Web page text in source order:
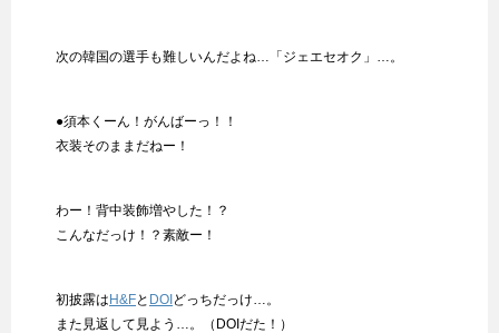
次の韓国の選手も難しいんだよね…「ジェエセオク」…。
●須本くーん！がんばーっ！！
衣装そのままだねー！
わー！背中装飾増やした！？
こんなだっけ！？素敵ー！
初披露はH&Fと DOIどっちだっけ…。
また見返して見よう…。（DOIだた！）